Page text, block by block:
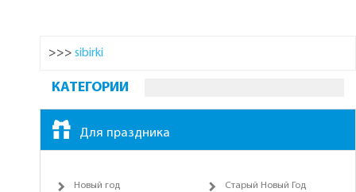
>>> sibirki
КАТЕГОРИИ
Для праздника
Новый год Старый Новый Год